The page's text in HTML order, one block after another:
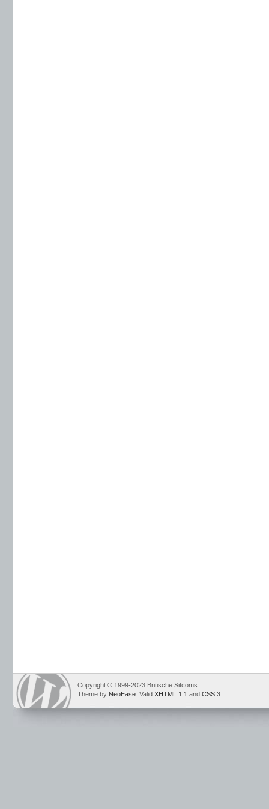
Copyright © 1999-2023 Britische Sitcoms
Theme by NeoEase . Valid XHTML 1.1 and CSS 3